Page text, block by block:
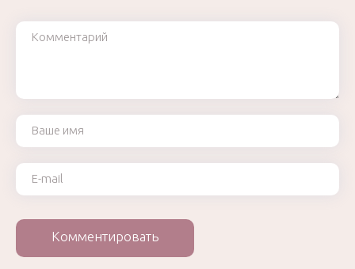
Комментарий
Ваше имя
Ваш e-mail
Комментировать